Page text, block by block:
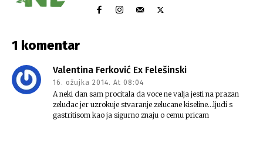
1 komentar
Valentina Ferković Ex Felešinski
16. ožujka 2014. At 08:04
A neki dan sam procitala da voce ne valja jesti na prazan
zeludac jer uzrokuje stvaranje zelucane kiseline…ljudi s
gastritisom kao ja sigurno znaju o cemu pricam